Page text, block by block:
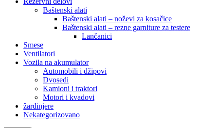
Baštenski alati
Baštenski alati – noževi za kosačice
Baštenski alati – rezne garniture za testere
Lančanici
Smese
Ventilatori
Vozila na akumulator
Automobili i džipovi
Dvosedi
Kamioni i traktori
Motori i kvadovi
žardinjere
Nekategorizovano